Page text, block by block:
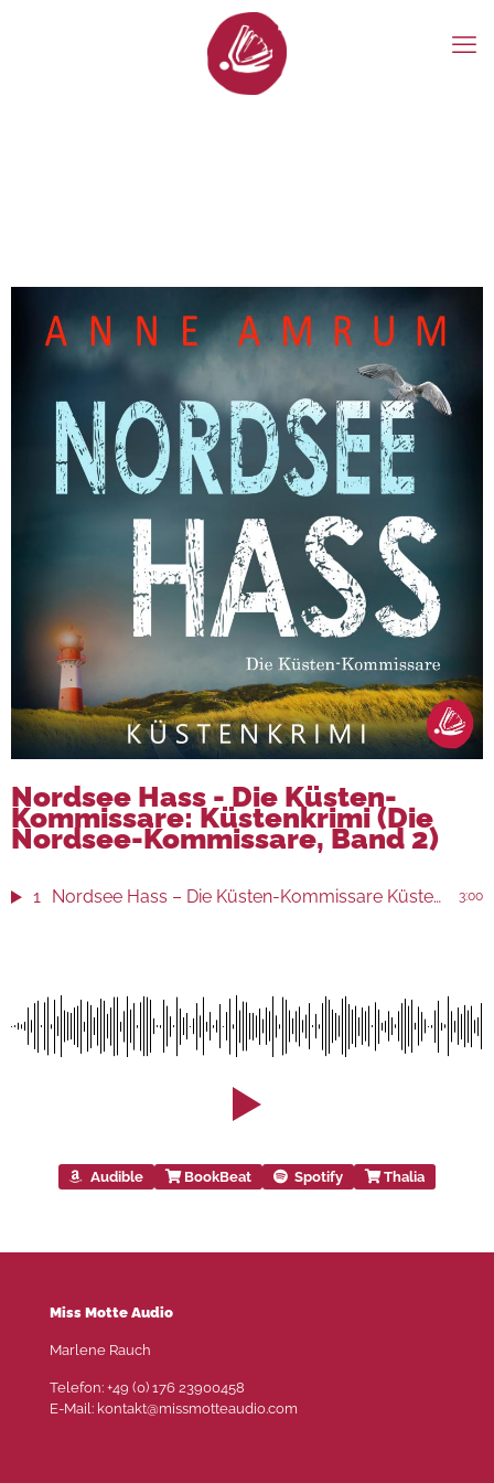
Nordsee Hass - Die Küsten-
Kommissare: Küstenkrimi (Die
Nordsee-Kommissare, Band 2)
1 Nordsee Hass – Die Küsten-Kommissare Küstenkrimi (Die Nordsee-Kommissare, Band 2) 3:00
Audible BookBeat Spotify Thalia
Miss Motte Audio
Marlene Rauch
Telefon: +49 (0) 176 23900458
E-Mail: kontakt@missmotteaudio.com